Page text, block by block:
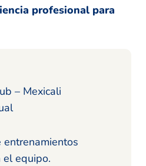
profesional para
– Mexicali
entrenamientos
el equipo.